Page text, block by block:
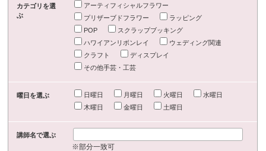
カテゴリを選
ぶ
アーティフィシャルフラワー
プリザーブドフラワー
ラッピング
POP
スクラップブッキング
ハワイアンリボンレイ
ウェディング関連
クラフト
ディスプレイ
その他手芸・工芸
曜日を選ぶ 日曜日 月曜日 火曜日
水曜日
木曜日
金曜日 土曜日
講師名で選ぶ
※部分一致可